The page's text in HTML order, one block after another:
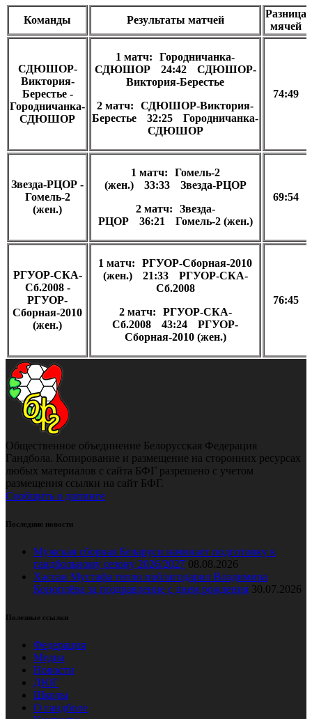
Команды Результаты матчей
Разница
мячей
СДЮШОР-
Виктория-
Берестье -
Городничанка-
СДЮШОР
1 матч:
Городничанка-
СДЮШОР
24:42
СДЮШОР-
Виктория-Берестье
2 матч:
СДЮШОР-Виктория-
Берестье
32:25
Городничанка-
СДЮШОР
74:49
Звезда-РЦОР -
Гомель-2
(жен.)
1 матч:
Гомель-2
(жен.)
33:33
Звезда-РЦОР
2 матч:
Звезда-
РЦОР
36:21 Гомель-2 (жен.)
69:54
РГУОР-СКА-
Сб.2008 -
РГУОР-
Сборная-2010
(жен.)
1 матч:
РГУОР-Сборная-2010
(жен.)
21:33
РГУОР-СКА-
Сб.2008
2 матч:
РГУОР-СКА-
Сб.2008
43:24
РГУОР-
Сборная-2010 (жен.)
76:45
Общественное объединение Белорусская Федерация
Гандбола. Копирование и размещение на сторонних ресурсах
любых материалов с сайта БФГ разрешено с учетом
размещения ссылки на сайт БФГ.
Сообщить о допинге
Последние новости
Мужская сборная Беларуси начинает подготовку к
гандбольному сезону 2026/2027 08.08.2026
Хассан Мустафа тепло поблагодарил Владимира
Коноплёва за поздравление с днем рождения 30.07.2026
Полезные ссылки
Федерация
Медиа
Новости
ДЮГ
Школы
О гандболе